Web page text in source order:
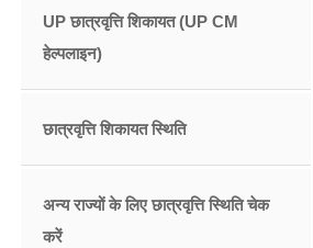
UP छात्रवृत्ति शिकायत (UP CM
हेल्पलाइन)
छात्रवृत्ति शिकायत स्थिति
अन्य राज्यों के लिए छात्रवृत्ति स्थिति चेक
करें